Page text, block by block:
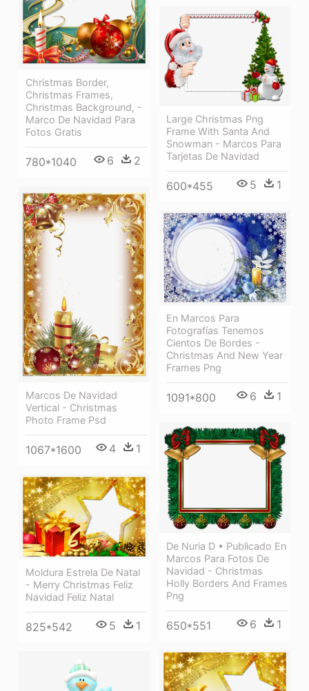
Christmas Border,
Christmas Frames,
Christmas Background, -
Marco De Navidad Para
Fotos Gratis
780*1040 6 2
Large Christmas Png
Frame With Santa And
Snowman - Marcos Para
Tarjetas De Navidad
600*455 5 1
Marcos De Navidad
Vertical - Christmas
Photo Frame Psd
1067*1600 4 1
En Marcos Para
Fotografías Tenemos
Cientos De Bordes -
Christmas And New Year
Frames Png
1091*800 6 1
De Nuria D • Publicado En
Marcos Para Fotos De
Navidad - Christmas
Holly Borders And Frames
Png
650*551 6 1
Moldura Estrela De Natal
- Merry Christmas Feliz
Navidad Feliz Natal
825*542 5 1